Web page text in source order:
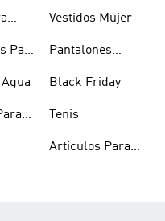
Para
Vestidos Mujer
Pantalones
Black Friday
Tenis
Artículos Para